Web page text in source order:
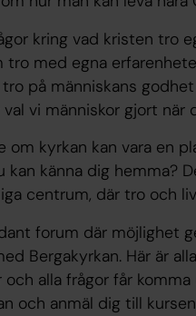
kring vad kristen tro
tro med egna
på människans
vi människor gjort
om kyrkan kan vara en
kan känna dig hemma?
centrum, där tro och
forum där möjlighet
Bergakyrkan. Här är
alla frågor får
och anmäl dig till